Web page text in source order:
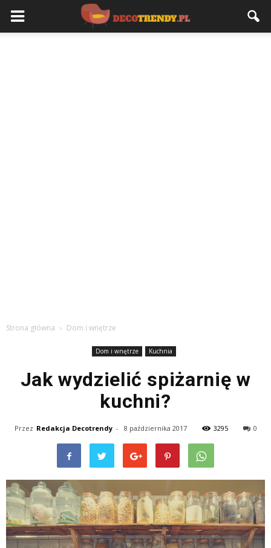
Strona główna Dom i wnętrze
Dom i wnętrze Kuchnia
Jak wydzielić spiżarnię w
kuchni?
Przez Redakcja Decotrendy - 8 października 2017 3295 0